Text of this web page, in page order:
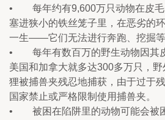
•        每年约有9,600万只动物在
塞进狭小的铁丝笼子里，在恶劣的
一生——它们无法进行奔跑、挖掘等
•        每年有数百万的野生动物因
美国和加拿大就多达300多万只，
狸被捕兽夹残忍地捕获，由于过于
国家禁止或严格限制使用捕兽夹。
•        被困在陷阱里的动物可能会